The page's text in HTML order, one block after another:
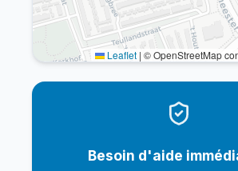
Leaflet | © OpenStreetMap
Besoin d'aide